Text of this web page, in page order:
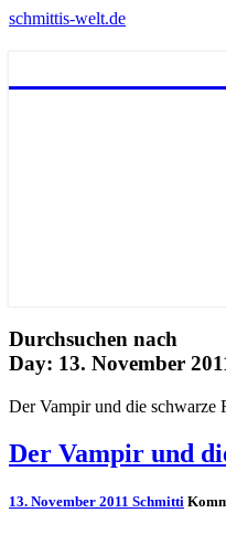
schmittis-welt.de
Durchsuchen nach
Day: 13. November
Der Vampir und die schwarze
Der Vampir und
13. November 2011 Schmitti